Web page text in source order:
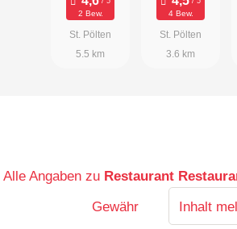
2 Bew.
St. Pölten
5.5 km
4 Bew.
St. Pölten
3.6 km
Alle Angaben zu Restaurant
Gewähr
Inhalt